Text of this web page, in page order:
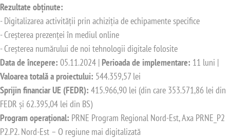
Rezultate obținute:
- Digitalizarea activității prin achiziția de echipamente specifice
- Creșterea prezenței în mediul online
- Creșterea numărului de noi tehnologii digitale folosite
Data de începere: 05.11.2024 | Perioada de implementare: 11 luni |
Valoarea totală a proiectului: 544.359,57 lei
Sprijin financiar UE (FEDR): 415.966,90 lei (din care 353.571,86 lei din
FEDR și 62.395,04 lei din BS)
Program operațional: PRNE Program Regional Nord-Est, Axa PRNE_P2
P2.P2. Nord-Est – O regiune mai digitalizată